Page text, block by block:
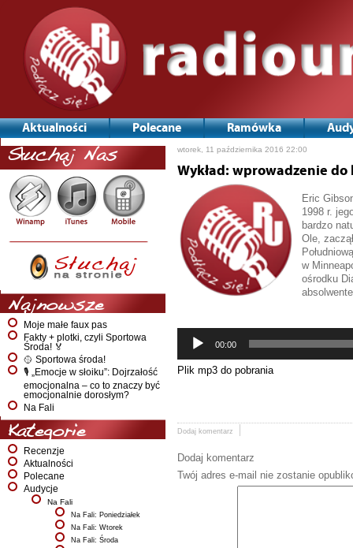
Aktualności Polecane Ramówka
Słuchaj Nas
Najnowsze
Moje małe faux pas
Fakty + plotki, czyli Sportowa
Środa! 🏅
🥎 Sportowa środa!
🎙️ „Emocje w słoiku”: Dojrzałość
emocjonalna – co to znaczy być
emocjonalnie dorosłym?
Na Fali
Kategorie
Recenzje
Aktualności
Polecane
Audycje
Na Fali
Na Fali: Poniedziałek
Na Fali: Wtorek
Na Fali: Środa
wtorek, 11 października 2016 22:00
Wykład: wprowadzenie do
Eric
1998 r.
bardzo
Ole,
w
ośrodku
00:00
Plik mp3 do pobrania
Dodaj komentarz
Dodaj komentarz
Twój adres e-mail nie zostanie